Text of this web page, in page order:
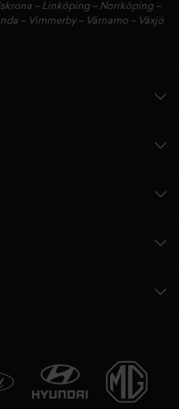
– Linköping– Norrköping–
– Vimmerby– Värnamo – Växjö